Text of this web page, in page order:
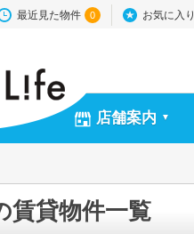
最近見た物件 0 お気に入り
店舗案内 ▼
賃貸物件一覧